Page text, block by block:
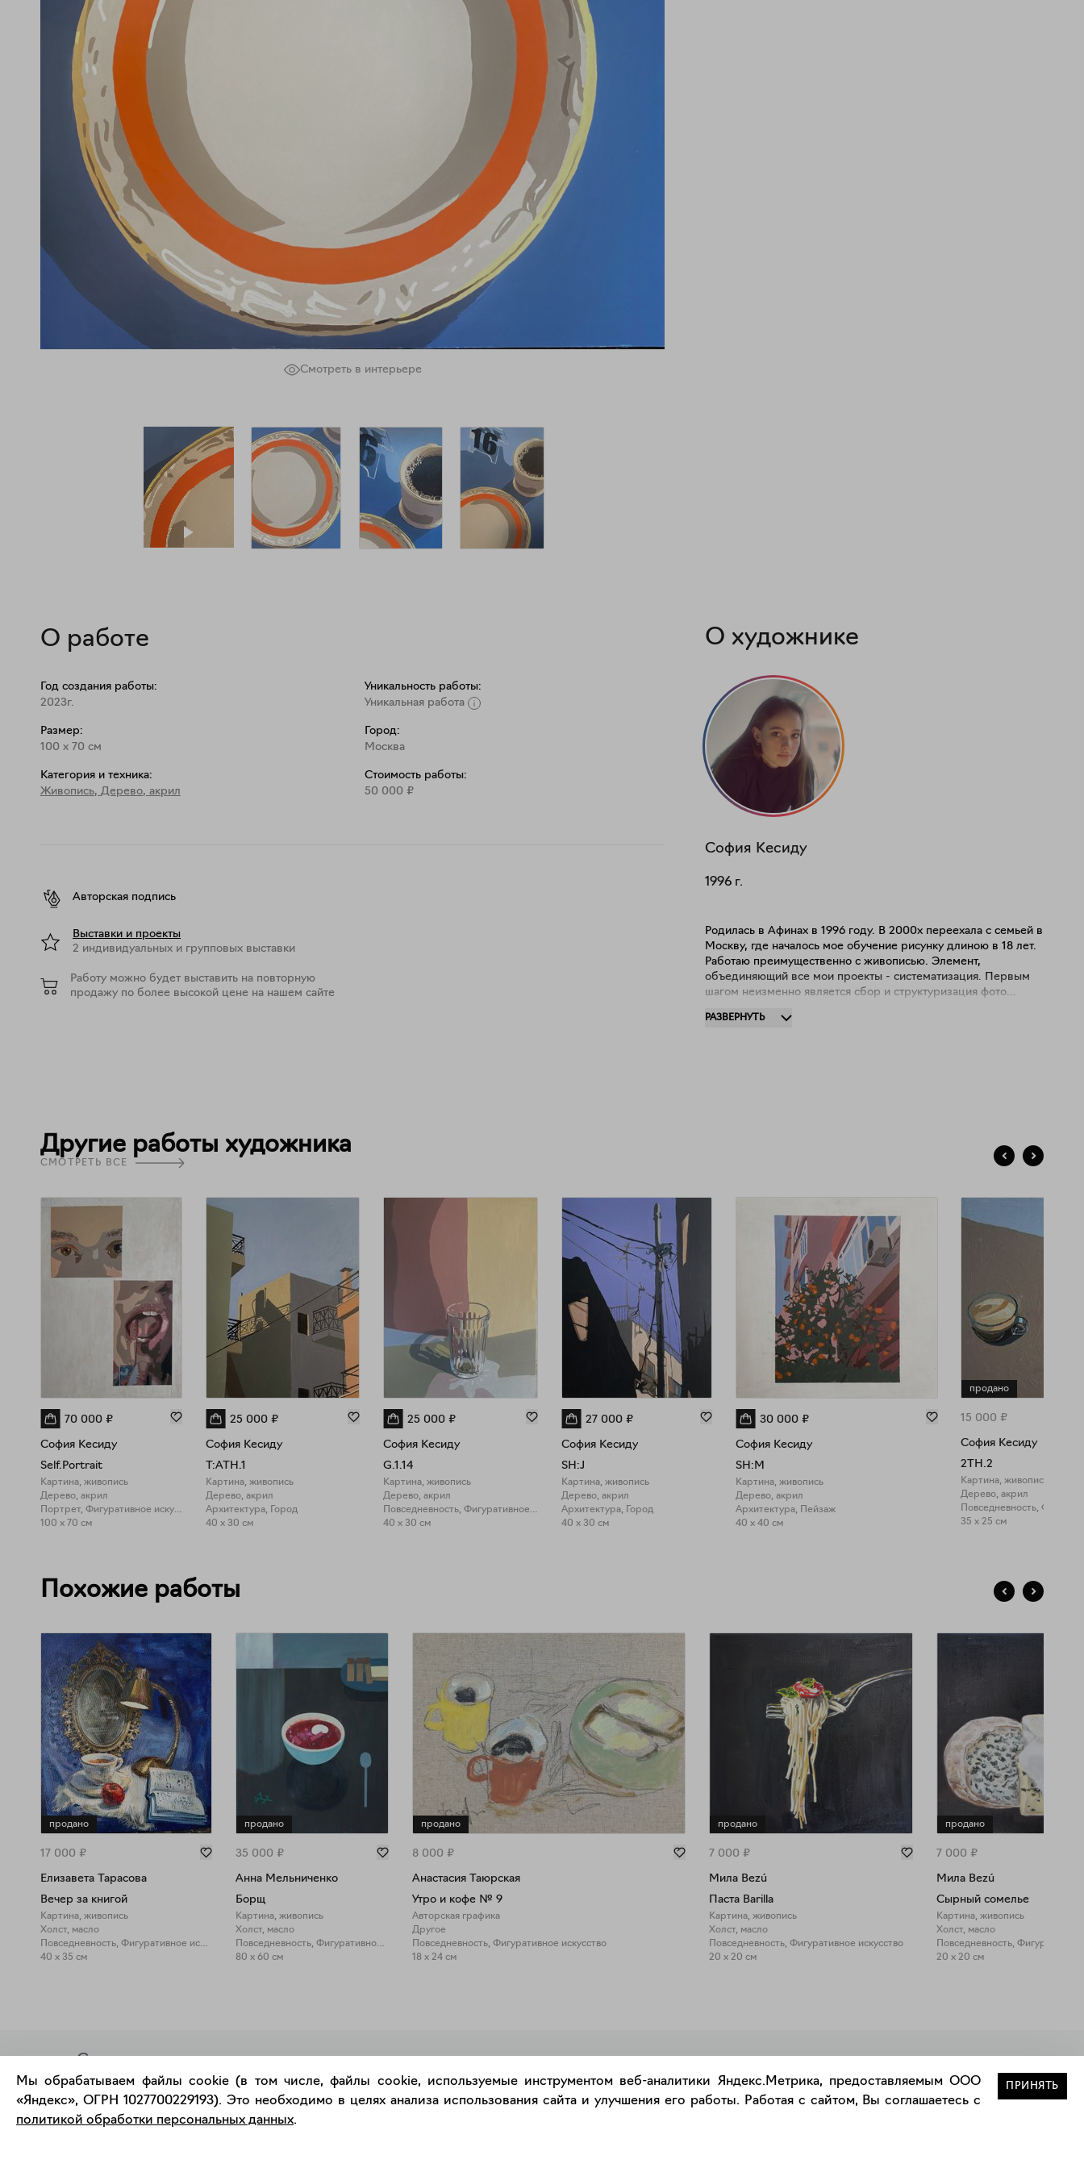
Смотреть в интерьере
О работе
Год создания работы:
2023г.
Размер:
100 x 70 см
Категория и техника:
Живопись, Дерево, акрил
Уникальность работы:
Уникальная работа
Город:
Москва
Стоимость работы:
50 000 ₽
Авторская подпись
Выставки и проекты
2 индивидуальных и групповых выставки
Работу можно будет выставить на повторную
продажу по более высокой цене на нашем сайте
О художнике
София Кесиду
1996 г.
Родилась в Афинах в 1996 году. В 2000х переехала с семьей в
Москву, где началось мое обучение рисунку длиною в 18 лет.
Работаю преимущественно с живописью. Элемент,
объединяющий все мои проекты - систематизация. Первым
шагом неизменно является сбор и структуризация фото
рассматриваю каждый отдельно взятый фрагмент на предмет
РАЗВЕРНУТЬ
Другие работы художника
СМОТРЕТЬ ВСЕ
70 000 ₽
София Кесиду
Self.Portrait
Картина, живопись
Дерево, акрил
Портрет, Фигуративное искусство
100 x 70 см
25 000 ₽
София Кесиду
T:ATH.1
Картина, живопись
Дерево, акрил
Архитектура, Город
40 x 30 см
25 000 ₽
София Кесиду
G.1.14
Картина, живопись
Дерево, акрил
Повседневность, Фигуративное искусство
40 x 30 см
27 000 ₽
София Кесиду
SH:J
Картина, живопись
Дерево, акрил
Архитектура, Город
40 x 30 см
30 000 ₽
София Кесиду
SH:M
Картина, живопись
Дерево, акрил
Архитектура, Пейзаж
40 x 40 см
продано
15 000 ₽
София Кесиду
2TH.2
Картина, живопись
Дерево, акрил
35 x 25 см
Похожие работы
продано
17 000 ₽
Елизавета Тарасова
Вечер за книгой
Картина, живопись
Холст, масло
Повседневность, Фигуративное искусство
40 x 35 см
продано
35 000 ₽
Анна Мельниченко
Борщ
Картина, живопись
Холст, масло
Повседневность, Фигуративное искусство
80 x 60 см
продано
8 000 ₽
Анастасия Таюрская
Утро и кофе № 9
Авторская графика
Другое
Повседневность, Фигуративное искусство
18 x 24 см
продано
7 000 ₽
Мила Bezú
Паста Barilla
Картина, живопись
Холст, масло
Повседневность, Фигуративное искусство
20 x 20 см
продано
7 000 ₽
Мила Bezú
Сырный сомелье
Картина, живопись
Холст, масло
Повседневность, Фигуративное
20 x 20 см
Современное искусство
онлайн
Мы обрабатываем файлы cookie (в том числе, файлы cookie, используемые инструментом веб-аналитики Яндекс.Метрика, предоставляемым ООО
«Яндекс», ОГРН 1027700229193). Это необходимо в целях анализа использования сайта и улучшения его работы. Работая с сайтом, Вы соглашаетесь с
политикой обработки персональных данных.
ПРИНЯТЬ